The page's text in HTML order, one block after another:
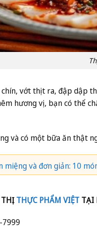
vớt thịt ra, đập dập
hương vị, bạn có thể
và có một bữa ăn thật
miệng và đơn giản: 10
THỊTHỰC PHẨM VIỆT TẠI